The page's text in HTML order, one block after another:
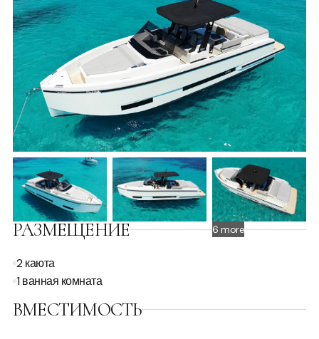
6 more
РАЗМЕЩЕНИЕ
2 каюта
1 ванная комната
ВМЕСТИМОСТЬ